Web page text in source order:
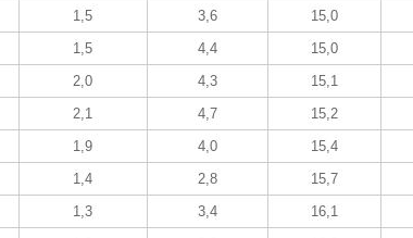
1,5 3,6 15,0
1,5 4,4 15,0
2,0 4,3 15,1
2,1 4,7 15,2
1,9 4,0 15,4
1,4 2,8 15,7
1,3 3,4 16,1